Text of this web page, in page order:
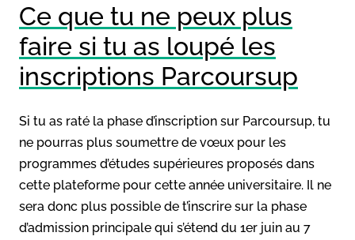
Ce que tu ne peux plus
faire si tu as loupé les
inscriptions Parcoursup
Si tu as raté la phase d’inscription sur Parcoursup, tu
ne pourras plus soumettre de vœux pour les
programmes d’études supérieures proposés dans
cette plateforme pour cette année universitaire. Il ne
sera donc plus possible de t’inscrire sur la phase
d’admission principale qui s’étend du 1er juin au 7